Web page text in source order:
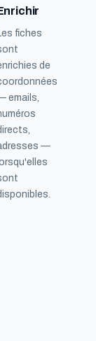
fiches
de
emails,
—